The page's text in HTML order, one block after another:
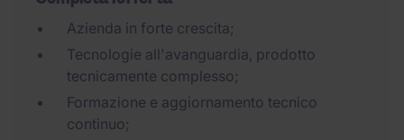
Azienda in forte crescita;
Tecnologie all'avanguardia, prodotto
tecnicamente complesso;
Formazione e aggiornamento tecnico
continuo;